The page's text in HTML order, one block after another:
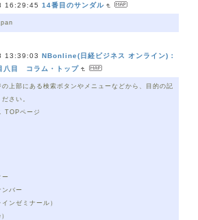
16:29:45 14番目のサンダル
13:39:03 NBonline(日経ビジネス オンライン)：
八目 コラム・トップ
の上部にある検索ボタンやメニューなどから、目的の記
さい。
TOPページ
ー
ンバー
ンゼミナール）